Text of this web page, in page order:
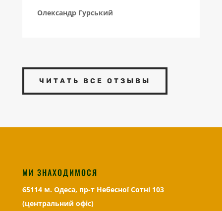
Олександр Гурський
ЧИТАТЬ ВСЕ ОТЗЫВЫ
МИ ЗНАХОДИМОСЯ
65114 м. Одеса, пр-т Небесної Сотні 103
(центральний офіс)